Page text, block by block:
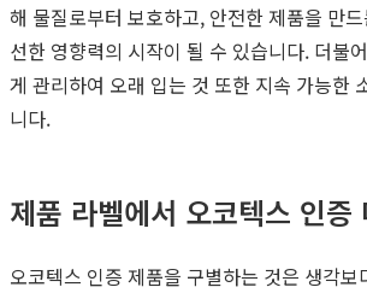
해 물질로부터 보호하고, 안전한 제품을 만
선한 영향력의 시작이 될 수 있습니다. 더불
게 관리하여 오래 입는 것 또한 지속 가능한
니다.
제품 라벨에서 오코텍스 인증
오코텍스 인증 제품을 구별하는 것은 생각보